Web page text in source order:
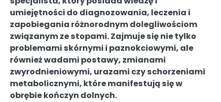
umiejętności do diagnozowania, leczenia i
zapobiegania różnorodnym dolegliwościom
związanym ze stopami. Zajmuje się nie tylko
problemami skórnymi i paznokciowymi, ale
również wadami postawy, zmianami
zwyrodnieniowymi, urazami czy schorzeniami
metabolicznymi, które manifestują się w
obrębie kończyn dolnych.